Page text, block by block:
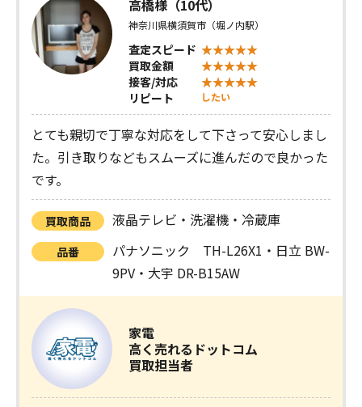
高橋様（10代）
神奈川県横須賀市（堀ノ内駅）
査定スピード
買取金額
接客/対応
リピート
したい
とても親切で丁寧な対応をして下さって安心しまし
た。引き取りなどもスムーズに進んだので良かった
です。
買取商品 液晶テレビ・洗濯機・冷蔵庫
品番
パナソニック TH-L26X1・日立 BW-
9PV・大宇 DR-B15AW
家電
高く売れるドットコム
買取担当者